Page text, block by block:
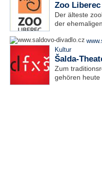
Zoo Liberec
Der älteste
der
Kultur
Šalda-
Zum
gehören heute